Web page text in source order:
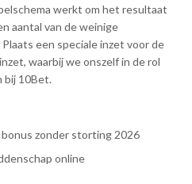
werkt om het resultaat
aantal van de weinige
een speciale inzet voor de
waarbij we onszelf in de rol
bij 10Bet.
zonder storting 2026
online